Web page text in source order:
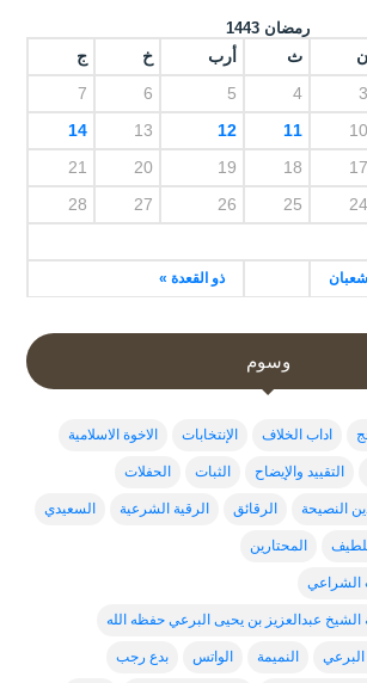
رمضان 1443
ن ث أرب خ ج
ذو القعدة »
3
4
5
6
7
10
11
12
13
14
17
18
19
20
21
24
25
26
27
28
وسوم
اداب الخلاف الإنتخابات الاخوة الاسلامية
التقييد والإيضاح الثبات الحفلات
النصيحة الرقائق الرقية الشرعية السعيدي
المحتارين
الشراعي
عبدالعزيز بن يحيى البرعي حفظه الله
النميمة الواتس بدع رجب